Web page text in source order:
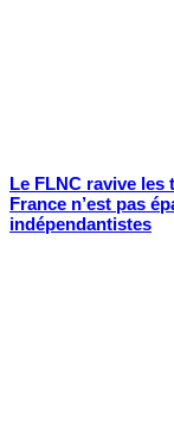
Le FLNC ravive les
France n’est pas
indépendantistes